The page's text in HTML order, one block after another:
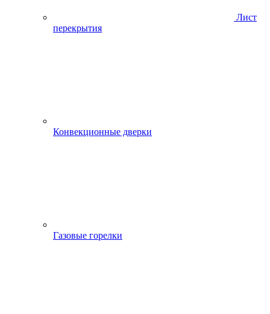
Лист
перекрытия
Конвекционные дверки
Газовые горелки